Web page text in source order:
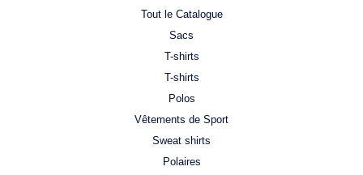
Tout le Catalogue
Sacs
T-shirts
T-shirts
Polos
Vêtements de Sport
Sweat shirts
Polaires